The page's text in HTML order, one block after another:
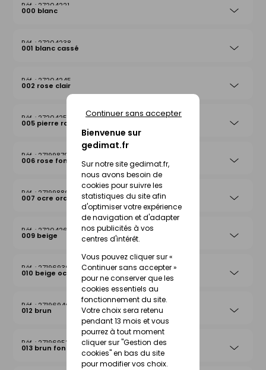
Bienvenue sur
gedimat.fr
Sur notre site gedimat.fr,
nous avons besoin de
cookies pour suivre les
statistiques du site afin
d'optimiser votre expérience
de navigation et d'adapter
nos publicités à vos
centres d'intérêt.
Vous pouvez cliquer sur «
Continuer sans accepter »
pour ne conserver que les
cookies essentiels au
fonctionnement du site.
Votre choix sera retenu
pendant 13 mois et vous
pourrez à tout moment
cliquer sur "Gestion des
cookies" en bas du site
pour modifier vos choix.
Continuer sans accepter
27204221
000 blanc
27204238
001 blanc cassé
27204245
002 rose clair
27204252
005 pierre rosée
27199879
006 rose foncé
27199886
007 ocre orange
27204269
009 beige
27196939
010 beige ocre
27196946
012 brun
27196953
013 brun foncé